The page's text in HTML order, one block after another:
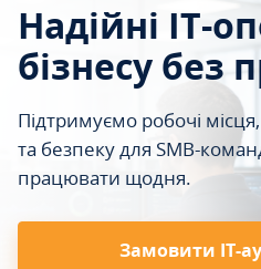
Надійні IT-
бізнесу без
Підтримуємо робочі
та безпеку для SMB-
працювати щодня.
Замовити ІТ-